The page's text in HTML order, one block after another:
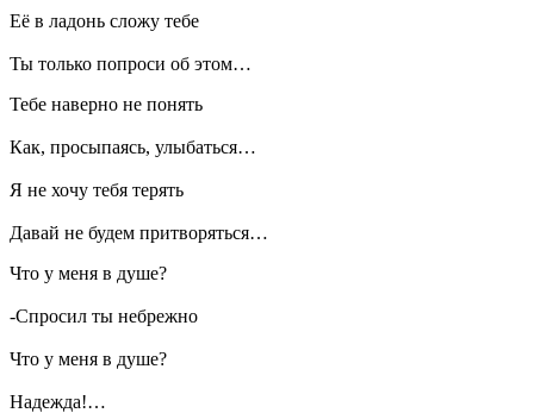
Её в ладонь сложу тебе
Ты только попроси об этом…
Тебе наверно не понять
Как, просыпаясь, улыбаться…
Я не хочу тебя терять
Давай не будем притворяться…
Что у меня в душе?
-Спросил ты небрежно
Что у меня в душе?
Надежда!…